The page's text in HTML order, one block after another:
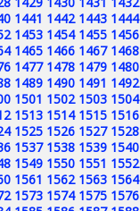
1441 1442 1443 1444
1453 1454 1455 1456
1465 1466 1467 1468
1477 1478 1479 1480
1489 1490 1491 1492
1501 1502 1503 1504
1513 1514 1515 1516
1525 1526 1527 1528
1537 1538 1539 1540
1549 1550 1551 1552
1561 1562 1563 1564
1573 1574 1575 1576